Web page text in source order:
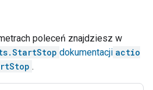
poleceń znajdziesz w
dokumentacji actio
.